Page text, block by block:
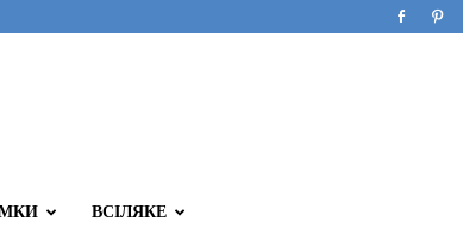
ВСІЛЯКЕ